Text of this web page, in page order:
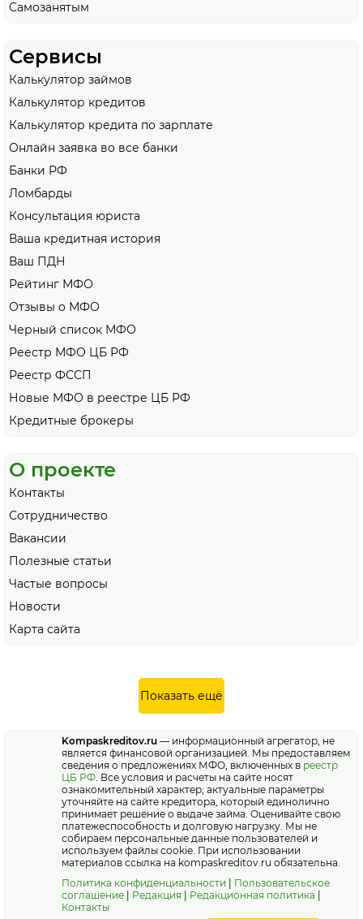
Самозанятым
Сервисы
Калькулятор займов
Калькулятор кредитов
Калькулятор кредита по зарплате
Онлайн заявка во все банки
Банки РФ
Ломбарды
Консультация юриста
Ваша кредитная история
Ваш ПДН
Рейтинг МФО
Отзывы о МФО
Черный список МФО
Реестр МФО ЦБ РФ
Реестр ФССП
Новые МФО в реестре ЦБ РФ
Кредитные брокеры
О проекте
Контакты
Сотрудничество
Вакансии
Полезные статьи
Частые вопросы
Новости
Карта сайта
Показать ещё
Kompaskreditov.ru — информационный агрегатор, не
является финансовой организацией. Мы предоставляем
сведения о предложениях МФО, включенных в реестр
ЦБ РФ. Все условия и расчеты на сайте носят
ознакомительный характер; актуальные параметры
уточняйте на сайте кредитора, который единолично
принимает решение о выдаче займа. Оценивайте свою
платежеспособность и долговую нагрузку. Мы не
собираем персональные данные пользователей и
используем файлы cookie. При использовании
материалов ссылка на kompaskreditov.ru обязательна.
Политика конфиденциальности
Пользовательское
соглашение
Редакция Редакционная политика
Контакты